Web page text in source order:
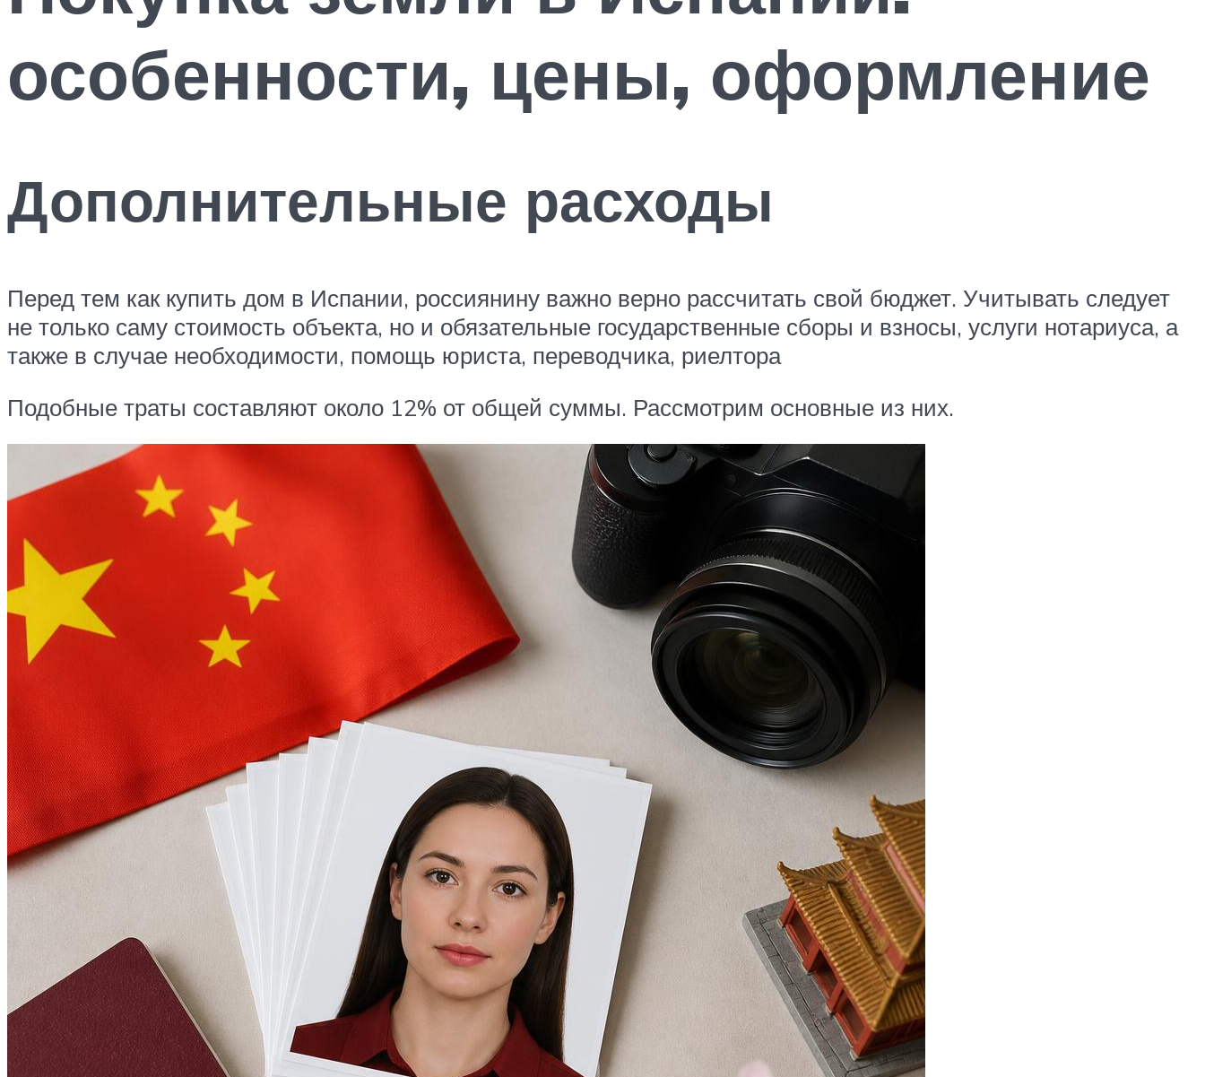
особенности, цены, оформление
Дополнительные расходы
Перед тем как купить дом в Испании, россиянину важно верно рассчитать свой бюджет. Учитывать следует
не только саму стоимость объекта, но и обязательные государственные сборы и взносы, услуги нотариуса, а
также в случае необходимости, помощь юриста, переводчика, риелтора
Подобные траты составляют около 12% от общей суммы. Рассмотрим основные из них.